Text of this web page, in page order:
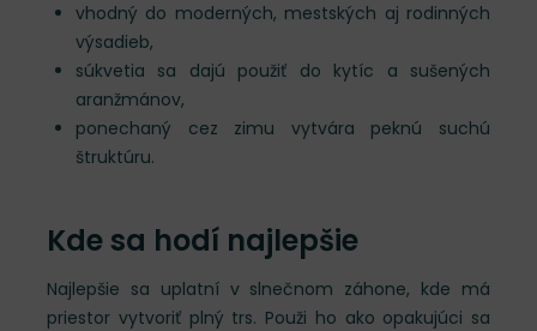
vhodný do moderných, mestských aj rodinných
výsadieb,
súkvetia sa dajú použiť do kytíc a sušených
aranžmánov,
ponechaný cez zimu vytvára peknú suchú
štruktúru.
Kde sa hodí najlepšie
Najlepšie sa uplatní v slnečnom záhone, kde má
priestor vytvoriť plný trs. Použi ho ako opakujúci sa